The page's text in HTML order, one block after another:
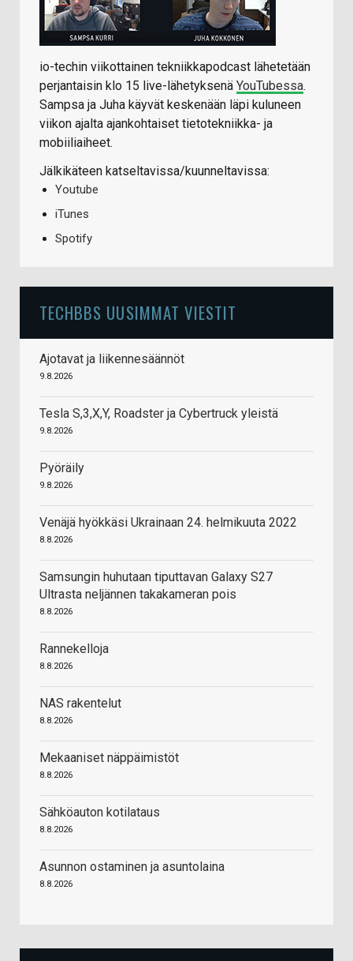
io-techin viikottainen tekniikkapodcast lähetetään
perjantaisin klo 15 live-lähetyksenä YouTubessa.
Sampsa ja Juha käyvät keskenään läpi kuluneen
viikon ajalta ajankohtaiset tietotekniikka- ja
mobiiliaiheet.
Jälkikäteen katseltavissa/kuunneltavissa:
Youtube
iTunes
Spotify
TECHBBS UUSIMMAT VIESTIT
Ajotavat ja liikennesäännöt
9.8.2026
Tesla S,3,X,Y, Roadster ja Cybertruck yleistä
9.8.2026
Pyöräily
9.8.2026
Venäjä hyökkäsi Ukrainaan 24. helmikuuta 2022
8.8.2026
Samsungin huhutaan tiputtavan Galaxy S27
Ultrasta neljännen takakameran pois
8.8.2026
Rannekelloja
8.8.2026
NAS rakentelut
8.8.2026
Mekaaniset näppäimistöt
8.8.2026
Sähköauton kotilataus
8.8.2026
Asunnon ostaminen ja asuntolaina
8.8.2026